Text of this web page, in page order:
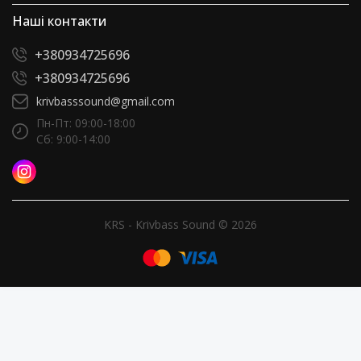
Наші контакти
+380934725696
+380934725696
krivbasssound@gmail.com
Пн-Пт: 09:00-18:00
Сб: 9:00-14:00
KRS - Krivbass Sound © 2026